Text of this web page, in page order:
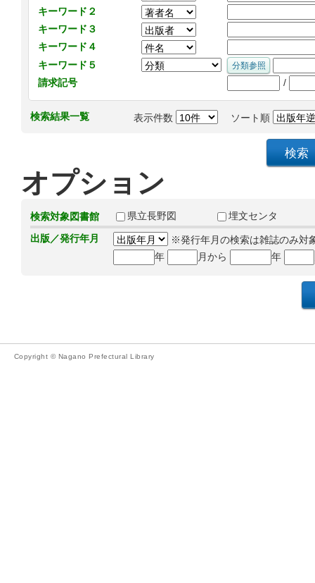
キーワード２
キーワード３
キーワード４
キーワード５
請求記号
/
検索結果一覧 表示件数 ソート順
オプション
検索対象図書館 県立長野図
埋文センタ
出版／発行年月
※発行年月の検索は雑誌のみ対
年
月から 年
Copyright © Nagano Prefectural Library